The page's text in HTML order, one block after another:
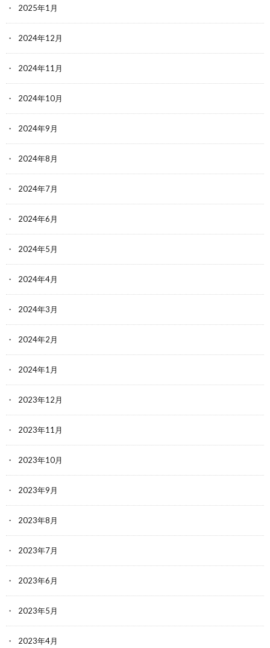
2025年1月
2024年12月
2024年11月
2024年10月
2024年9月
2024年8月
2024年7月
2024年6月
2024年5月
2024年4月
2024年3月
2024年2月
2024年1月
2023年12月
2023年11月
2023年10月
2023年9月
2023年8月
2023年7月
2023年6月
2023年5月
2023年4月